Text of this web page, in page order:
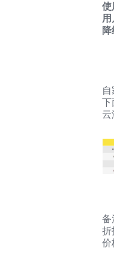
使
下
云
备
折
价